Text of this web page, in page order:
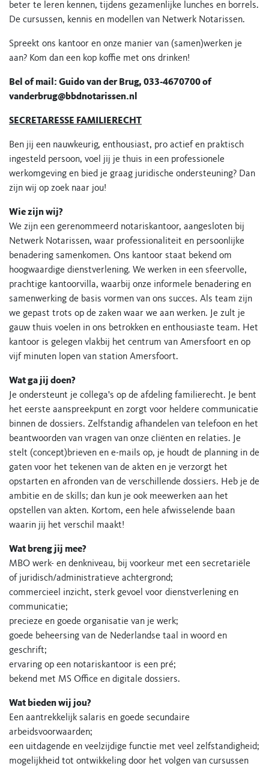
beter te leren kennen, tijdens gezamenlijke lunches en borrels.
De cursussen, kennis en modellen van Netwerk Notarissen.
Spreekt ons kantoor en onze manier van (samen)werken je
aan? Kom dan een kop koffie met ons drinken!
Bel of mail: Guido van der Brug, 033-4670700 of
vanderbrug@bbdnotarissen.nl
SECRETARESSE FAMILIERECHT
Ben jij een nauwkeurig, enthousiast, pro actief en praktisch
ingesteld persoon, voel jij je thuis in een professionele
werkomgeving en bied je graag juridische ondersteuning? Dan
zijn wij op zoek naar jou!
Wie zijn wij?
We zijn een gerenommeerd notariskantoor, aangesloten bij
Netwerk Notarissen, waar professionaliteit en persoonlijke
benadering samenkomen. Ons kantoor staat bekend om
hoogwaardige dienstverlening. We werken in een sfeervolle,
prachtige kantoorvilla, waarbij onze informele benadering en
samenwerking de basis vormen van ons succes. Als team zijn
we gepast trots op de zaken waar we aan werken. Je zult je
gauw thuis voelen in ons betrokken en enthousiaste team. Het
kantoor is gelegen vlakbij het centrum van Amersfoort en op
vijf minuten lopen van station Amersfoort.
Wat ga jij doen?
Je ondersteunt je collega's op de afdeling familierecht. Je bent
het eerste aanspreekpunt en zorgt voor heldere communicatie
binnen de dossiers. Zelfstandig afhandelen van telefoon en het
beantwoorden van vragen van onze cliënten en relaties. Je
stelt (concept)brieven en e-mails op, je houdt de planning in de
gaten voor het tekenen van de akten en je verzorgt het
opstarten en afronden van de verschillende dossiers. Heb je de
ambitie en de skills; dan kun je ook meewerken aan het
opstellen van akten. Kortom, een hele afwisselende baan
waarin jij het verschil maakt!
Wat breng jij mee?
MBO werk- en denkniveau, bij voorkeur met een secretariële
of juridisch/administratieve achtergrond;
commercieel inzicht, sterk gevoel voor dienstverlening en
communicatie;
precieze en goede organisatie van je werk;
goede beheersing van de Nederlandse taal in woord en
geschrift;
ervaring op een notariskantoor is een pré;
bekend met MS Office en digitale dossiers.
Wat bieden wij jou?
Een aantrekkelijk salaris en goede secundaire
arbeidsvoorwaarden;
een uitdagende en veelzijdige functie met veel zelfstandigheid;
mogelijkheid tot ontwikkeling door het volgen van cursussen